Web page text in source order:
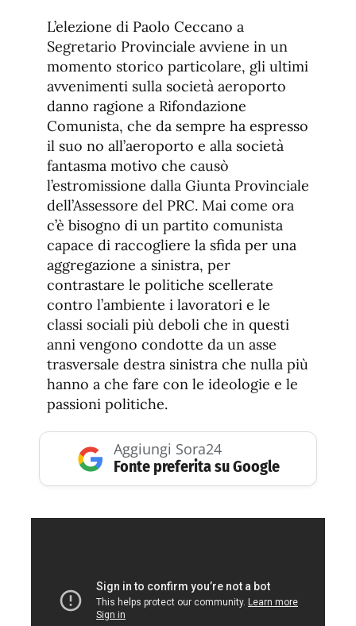
L’elezione di Paolo Ceccano a
Segretario Provinciale avviene in un
momento storico particolare, gli ultimi
avvenimenti sulla società aeroporto
danno ragione a Rifondazione
Comunista, che da sempre ha espresso
il suo no all’aeroporto e alla società
fantasma motivo che causò
l’estromissione dalla Giunta Provinciale
dell’Assessore del PRC. Mai come ora
c’è bisogno di un partito comunista
capace di raccogliere la sfida per una
aggregazione a sinistra, per
contrastare le politiche scellerate
contro l’ambiente i lavoratori e le
classi sociali più deboli che in questi
anni vengono condotte da un asse
trasversale destra sinistra che nulla più
hanno a che fare con le ideologie e le
passioni politiche.
Aggiungi Sora24
Fonte preferita su Google